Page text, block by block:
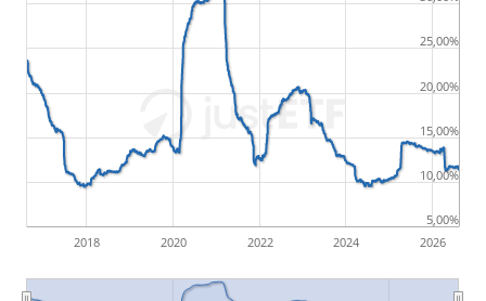
2018 2020 2022 2024 2026
5,00%
10,00%
15,00%
20,00%
25,00%